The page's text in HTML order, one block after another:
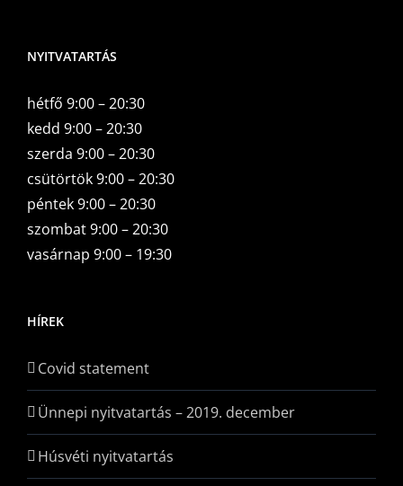
NYITVATARTÁS
hétfő 9:00 – 20:30
kedd 9:00 – 20:30
szerda 9:00 – 20:30
csütörtök 9:00 – 20:30
péntek 9:00 – 20:30
szombat 9:00 – 20:30
vasárnap 9:00 – 19:30
HÍREK
Covid statement
Ünnepi nyitvatartás – 2019. december
Húsvéti nyitvatartás